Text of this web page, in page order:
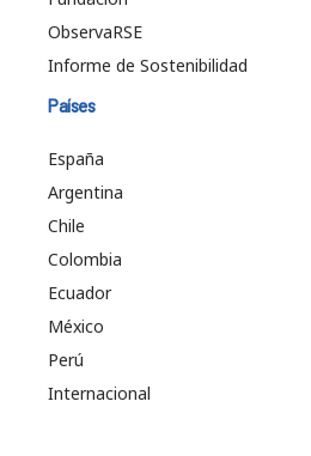
ObservaRSE
Informe de Sostenibilidad
Países
España
Argentina
Chile
Colombia
Ecuador
México
Perú
Internacional